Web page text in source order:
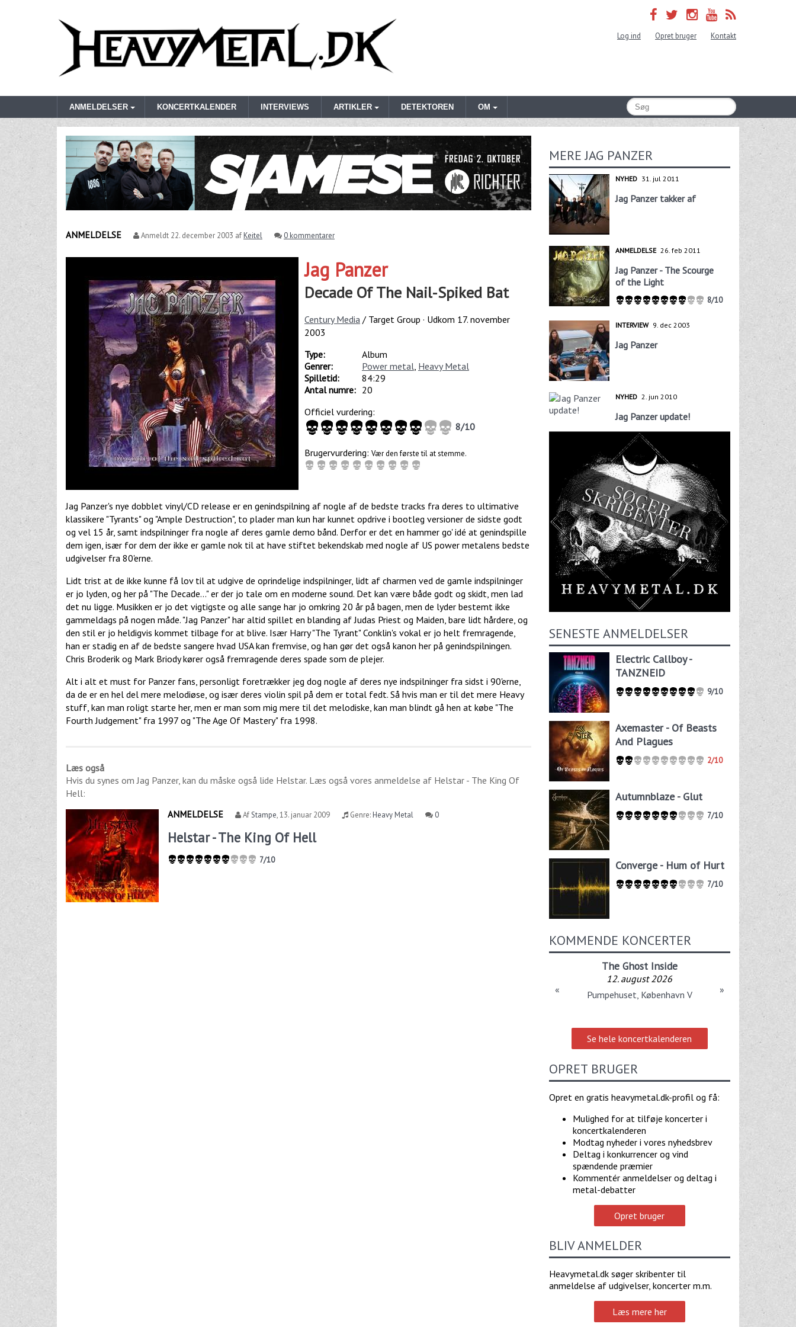
Log ind Opret bruger Kontakt
ANMELDELSER KONCERTKALENDER INTERVIEWS ARTIKLER DETEKTOREN OM
ANMELDELSE Anmeldt 22. december 2003 afKeitel 0 kommentarer
Jag Panzer
Decade Of The Nail-Spiked Bat
Century Media / Target Group · Udkom 17. november
2003
Type:
Album
Genrer:
Power metal, Heavy Metal
Spilletid:
84:29
Antal numre: 20
Officiel vurdering:
8/10
Brugervurdering: Vær den første til at stemme.
Jag Panzer's nye dobblet vinyl/CD release er en genindspilning af nogle af de bedste tracks fra deres to ultimative
klassikere "Tyrants" og "Ample Destruction", to plader man kun har kunnet opdrive i bootleg versioner de sidste godt
og vel 15 år, samt indspilninger fra nogle af deres gamle demo bånd. Derfor er det en hammer go' idé at genindspille
dem igen, især for dem der ikke er gamle nok til at have stiftet bekendskab med nogle af US power metalens bedste
udgivelser fra 80'erne.
Lidt trist at de ikke kunne få lov til at udgive de oprindelige indspilninger, lidt af charmen ved de gamle indspilninger
er jo lyden, og her på "The Decade..." er der jo tale om en moderne sound. Det kan være både godt og skidt, men lad
det nu ligge. Musikken er jo det vigtigste og alle sange har jo omkring 20 år på bagen, men de lyder bestemt ikke
gammeldags på nogen måde. "Jag Panzer" har altid spillet en blanding af Judas Priest og Maiden, bare lidt hårdere, og
den stil er jo heldigvis kommet tilbage for at blive. Især Harry "The Tyrant" Conklin's vokal er jo helt fremragende,
han er stadig en af de bedste sangere hvad USA kan fremvise, og han gør det også kanon her på genindspilningen.
Chris Broderik og Mark Briody kører også fremragende deres spade som de plejer.
Alt i alt et must for Panzer fans, personligt foretrækker jeg dog nogle af deres nye indspilninger fra sidst i 90'erne,
da de er en hel del mere melodiøse, og især deres violin spil på dem er total fedt. Så hvis man er til det mere Heavy
stuff, kan man roligt starte her, men er man som mig mere til det melodiske, kan man blindt gå hen at købe "The
Fourth Judgement" fra 1997 og "The Age Of Mastery" fra 1998.
Læs også
Hvis du synes om Jag Panzer, kan du måske også lide Helstar. Læs også vores anmeldelse af Helstar - The King Of
Hell:
ANMELDELSE
AfStampe,13. januar 2009 Genre:Heavy Metal 0
Helstar - The King Of Hell
7/10
MERE JAG PANZER
NYHED 31. jul 2011
Jag Panzer takker af
ANMELDELSE 26. feb 2011
Jag Panzer - The Scourge
of the Light
8/10
INTERVIEW 9. dec 2003
Jag Panzer
NYHED 2. jun 2010
Jag Panzer update!
SENESTE ANMELDELSER
Electric Callboy -
TANZNEID
9/10
Axemaster - Of Beasts
And Plagues
2/10
Autumnblaze - Glut
7/10
Converge - Hum of Hurt
7/10
KOMMENDE KONCERTER
The Ghost Inside
12. august 2026
Pumpehuset, København V
« »
Se hele koncertkalenderen
OPRET BRUGER
Opret en gratis heavymetal.dk-profil og få:
Mulighed for at tilføje koncerter i
koncertkalenderen
Modtag nyheder i vores nyhedsbrev
Deltag i konkurrencer og vind
spændende præmier
Kommentér anmeldelser og deltag i
metal-debatter
Opret bruger
BLIV ANMELDER
Heavymetal.dk søger skribenter til
anmeldelse af udgivelser, koncerter m.m.
Læs mere her